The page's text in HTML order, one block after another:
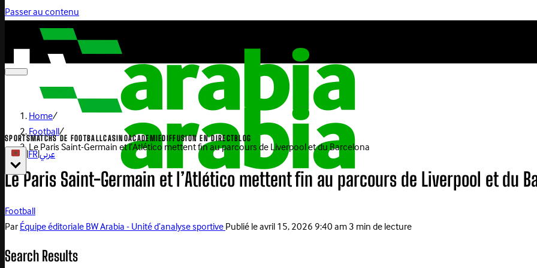
Passer au contenu
SPORTSMATCHS DE FOOTBALLCASINOACADEMIEDIFFUSION EN DIRECTBLOG
|FR|عربي
Home/
Football/
Le Paris Saint-Germain et l’Atlético mettent fin au parcours de Liverpool et du Barcelona
Le Paris Saint-Germain et l’Atlético mettent fin au parcours de Liverpool et du
Football
ParÉquipe éditoriale BW Arabia - Unité d’analyse sportivePublié leavril 15, 2026 9:40 am3 min de lecture
Search Results